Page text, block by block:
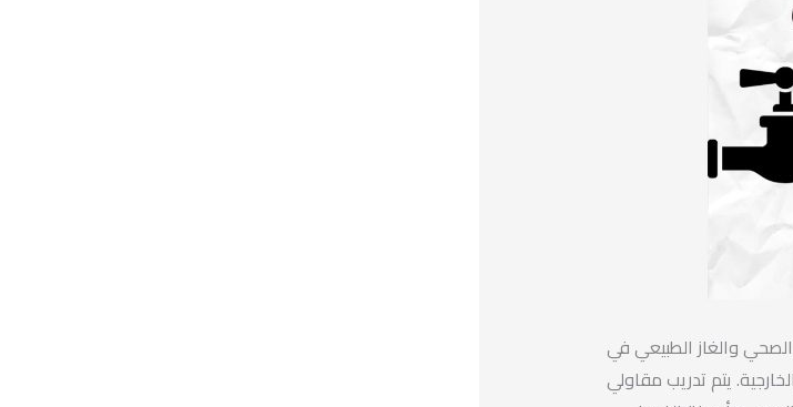
والغاز الطبيعي في
يتم تدريب مقاولي